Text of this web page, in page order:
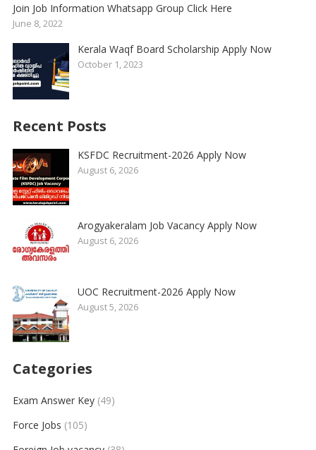
Join Job Information Whatsapp Group Click Here
June 8, 2022
Kerala Waqf Board Scholarship Apply Now
October 1, 2023
Recent Posts
KSFDC Recruitment-2026 Apply Now
August 6, 2026
Arogyakeralam Job Vacancy Apply Now
August 6, 2026
UOC Recruitment-2026 Apply Now
August 5, 2026
Categories
Exam Answer Key(49)
Force Jobs (105)